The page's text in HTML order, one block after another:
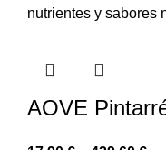
nutrientes y sabores
AOVE